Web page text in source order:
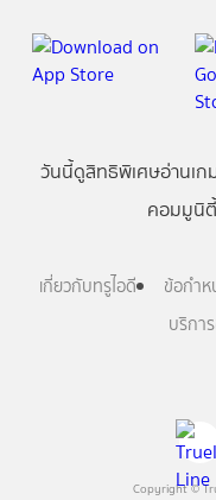
Copyright ©
วันนี้ดูสิทธิพิเศษอ่านเก
คอมมูนิตี้
เกี่ยวกับทรูไอดี ข้อกำห
บริกา